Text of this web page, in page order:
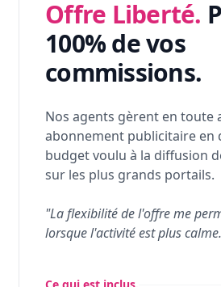
Offre Liberté.
100% de vos
commissions.
Nos agents gèrent en toute
abonnement publicitaire en
budget voulu à la diffusion
sur les plus grands portails.
"La flexibilité de l'offre me
lorsque l'activité est plus